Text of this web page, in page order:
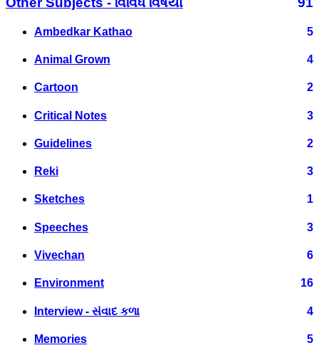
Ambedkar Kathao 5
Animal Grown 4
Cartoon 2
Critical Notes 3
Guidelines 2
Reki 3
Sketches 1
Speeches 3
Vivechan 6
Environment 16
Interview - સંવાદ કળા 4
Memories 5